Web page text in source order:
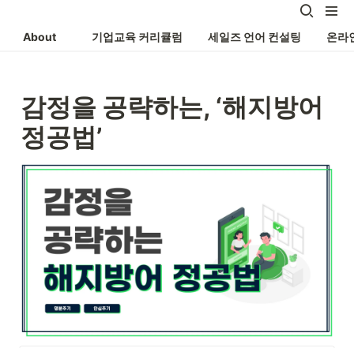
About 기업교육 커리큘럼 세일즈 언어 컨설팅 온라
감정을 공략하는, ‘해지방어
정공법’